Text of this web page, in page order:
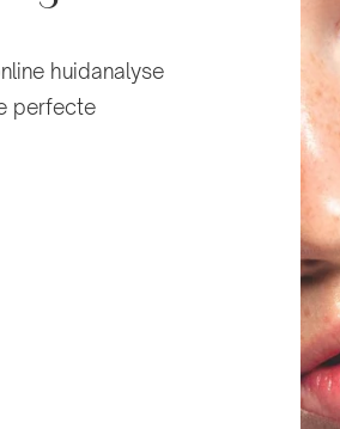
huidanalyse
perfecte